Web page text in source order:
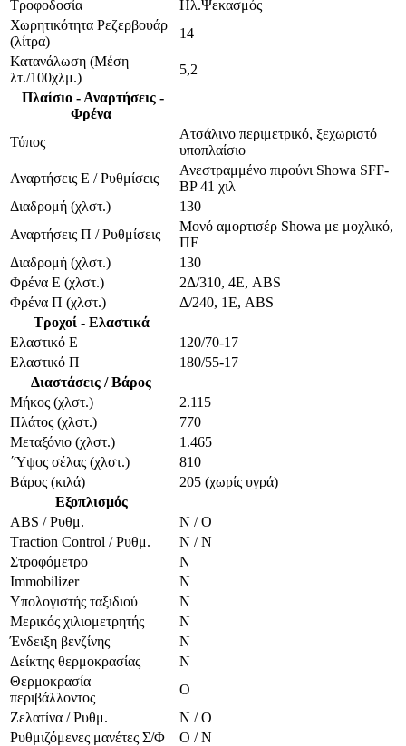
Τροφοδοσία
Ηλ.Ψεκασμός
Χωρητικότητα Ρεζερβουάρ
(λίτρα)
14
Κατανάλωση (Μέση
λτ./100χλμ.)
5,2
Πλαίσιο - Αναρτήσεις -
Φρένα
Τύπος
Ατσάλινο περιμετρικό, ξεχωριστό
υποπλαίσιο
Αναρτήσεις Ε / Ρυθμίσεις
Ανεστραμμένο πιρούνι Showa SFF-
BP 41 χιλ
Διαδρομή (χλστ.)
130
Αναρτήσεις Π / Ρυθμίσεις
Μονό αμορτισέρ Showa με μοχλικό,
ΠΕ
Διαδρομή (χλστ.)
130
Φρένα Ε (χλστ.)
2Δ/310, 4Ε, ABS
Φρένα Π (χλστ.)
Δ/240, 1Ε, ABS
Τροχοί - Ελαστικά
Ελαστικό Ε
120/70-17
Ελαστικό Π
180/55-17
Διαστάσεις / Βάρος
Μήκος (χλστ.)
2.115
Πλάτος (χλστ.)
770
Μεταξόνιο (χλστ.)
1.465
΄Ύψος σέλας (χλστ.)
810
Βάρος (κιλά)
205 (χωρίς υγρά)
Εξοπλισμός
ABS / Ρυθμ.
Ν / Ο
Τraction Control / Ρυθμ.
Ν / Ν
Στροφόμετρο
Ν
Immobilizer
N
Yπολογιστής ταξιδιού
N
Μερικός χιλιομετρητής
Ν
Ένδειξη βενζίνης
N
Δείκτης θερμοκρασίας
Ν
Θερμοκρασία
περιβάλλοντος
Ο
Ζελατίνα / Ρυθμ.
Ν / Ο
Ρυθμιζόμενες μανέτες Σ/Φ
Ο / Ν